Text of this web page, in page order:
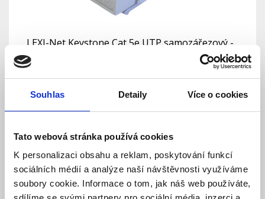
Souhlas Detaily Více o cookies
Tato webová stránka používá cookies
K personalizaci obsahu a reklam, poskytování funkcí
sociálních médií a analýze naší návštěvnosti využíváme
soubory cookie. Informace o tom, jak náš web používáte,
LEXI-Net Keystone Cat 5e UTP samozářezový -
BÍLÝ
51 Kč